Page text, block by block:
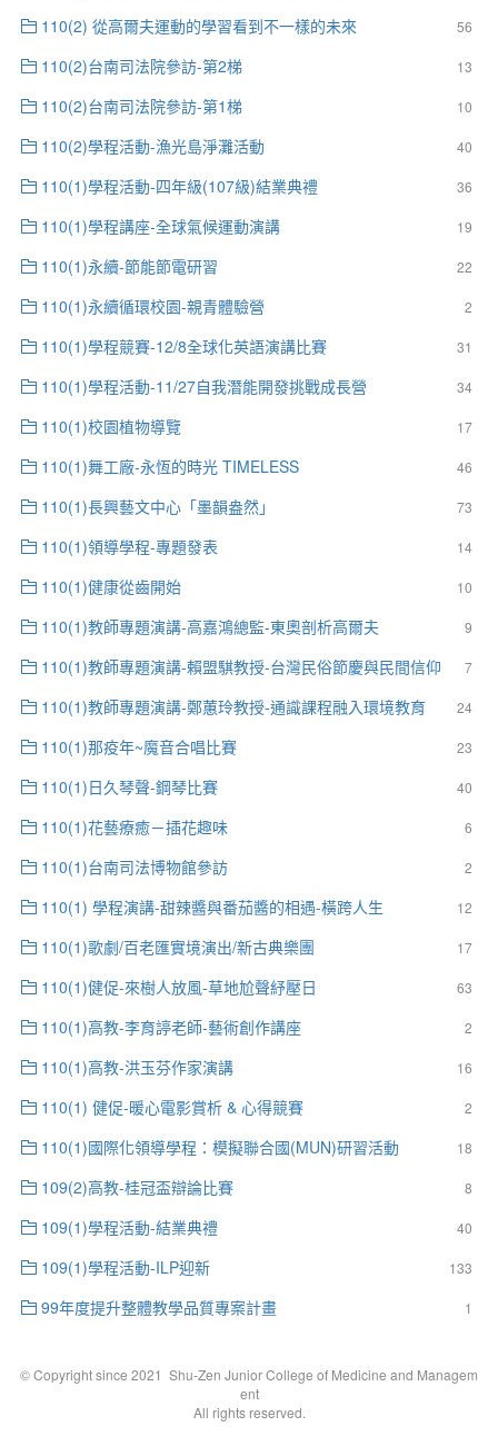
56
110(2) 從高爾夫運動的學習看到不一樣的未來
13
110(2)台南司法院參訪-第2梯
10
110(2)台南司法院參訪-第1梯
40
110(2)學程活動-漁光島淨灘活動
36
110(1)學程活動-四年級(107級)結業典禮
19
110(1)學程講座-全球氣候運動演講
22
110(1)永續-節能節電研習
2
110(1)永續循環校園-親青體驗營
31
110(1)學程競賽-12/8全球化英語演講比賽
34
110(1)學程活動-11/27自我潛能開發挑戰成長營
17
110(1)校園植物導覽
46
110(1)舞工廠-永恆的時光 TIMELESS
73
110(1)長興藝文中心「墨韻盎然」
14
110(1)領導學程-專題發表
10
110(1)健康從齒開始
9
110(1)教師專題演講-高嘉鴻總監-東奧剖析高爾夫
7
110(1)教師專題演講-賴盟騏教授-台灣民俗節慶與民間信仰
24
110(1)教師專題演講-鄭蕙玲教授-通識課程融入環境教育
23
110(1)那疫年~魔音合唱比賽
40
110(1)日久琴聲-鋼琴比賽
6
110(1)花藝療癒－插花趣味
2
110(1)台南司法博物館參訪
12
110(1) 學程演講-甜辣醬與番茄醬的相遇-橫跨人生
17
110(1)歌劇/百老匯實境演出/新古典樂團
63
110(1)健促-來樹人放風-草地尬聲紓壓日
2
110(1)高教-李育諪老師-藝術創作講座
16
110(1)高教-洪玉芬作家演講
2
110(1) 健促-暖心電影賞析 & 心得競賽
18
110(1)國際化領導學程：模擬聯合國(MUN)研習活動
8
109(2)高教-桂冠盃辯論比賽
40
109(1)學程活動-結業典禮
133
109(1)學程活動-ILP迎新
1
99年度提升整體教學品質專案計畫
© Copyright since 2021 Shu-Zen Junior College of Medicine and Managem
ent
All rights reserved.